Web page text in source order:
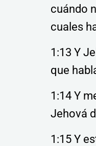
cuándo
cuales
1:13 Y
que
1:14 Y
Jehová
1:15 Y